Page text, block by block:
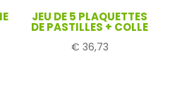
JEU DE 5 PLAQUETTES
DE PASTILLES + COLLE
€ 36,73